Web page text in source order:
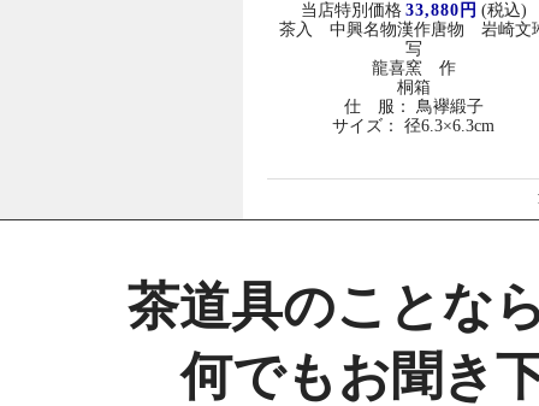
当店特別価格 33,880円 (税込)
茶入 中興名物漢作唐物 岩崎文
写
龍喜窯 作
桐箱
仕 服： 鳥襷緞子
サイズ： 径6.3×6.3cm
茶道具のことな
何でもお聞き